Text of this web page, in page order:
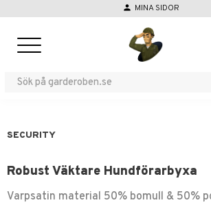
person MINA SIDOR
SECURITY
Robust Väktare Hundförarbyxa
Varpsatin material 50% bomull & 50%